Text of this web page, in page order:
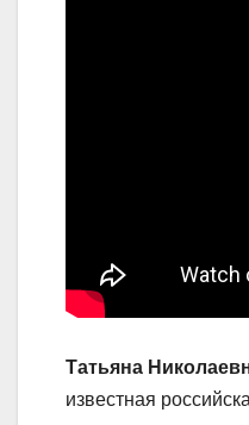
Татьяна
известная